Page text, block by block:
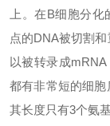
上。在B细胞分
点的DNA被切割
以被转录成
都有非常短的细胞
其长度只有3个氨